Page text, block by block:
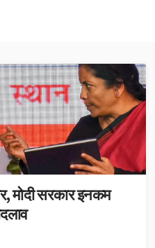
मोदी सरकार इनकम